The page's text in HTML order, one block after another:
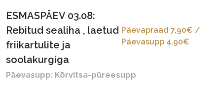
ESMASPÄEV 03.08:
Rebitud sealiha , laetud
friikartulite ja
soolakurgiga
Päevapraad 7,90€ /
Päevasupp 4,90€
Päevasupp: Kõrvitsa-püreesupp